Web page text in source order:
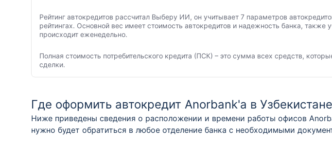
Рейтинг автокредитов рассчитал Выберу ИИ, он учитывает 7 параметров
рейтингах. Основной вес имеет стоимость автокредитов и надежность банка,
происходит еженедельно.
Полная стоимость потребительского кредита (ПСК) – это сумма всех средств,
сделки.
Где оформить автокредит Anorbank'а в Узбекистане
Ниже приведены сведения о расположении и времени работы офисов
нужно будет обратиться в любое отделение банка с необходимыми